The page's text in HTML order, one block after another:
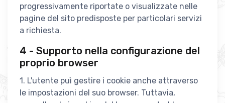
progressivamente riportate o visualizzate nelle
pagine del sito predisposte per particolari servizi
a richiesta.
4 - Supporto nella configurazione del
proprio browser
1. L'utente puì gestire i cookie anche attraverso
le impostazioni del suo browser. Tuttavia,